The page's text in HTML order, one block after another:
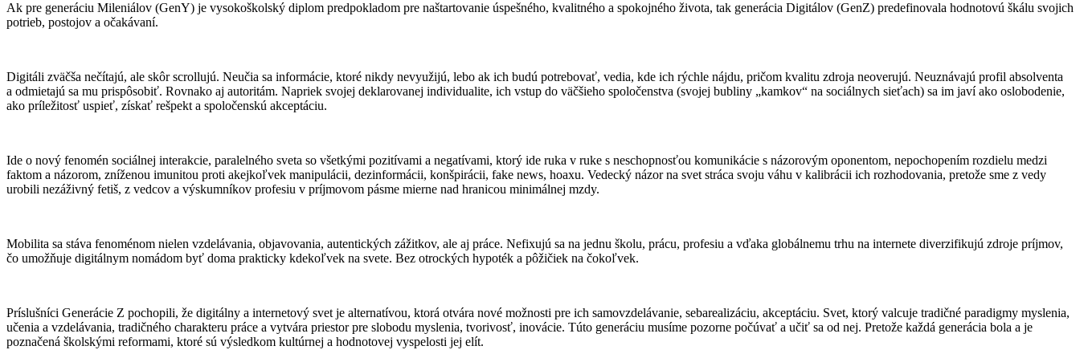
Ak pre generáciu Mileniálov (GenY) je vysokoškolský diplom predpokladom pre naštartovanie úspešného, kvalitného a spokojného života, tak generácia Digitálov (GenZ) predefinovala hodnotovú škálu svojich
potrieb, postojov a očakávaní.
Digitáli zväčša nečítajú, ale skôr scrollujú. Neučia sa informácie, ktoré nikdy nevyužijú, lebo ak ich budú potrebovať, vedia, kde ich rýchle nájdu, pričom kvalitu zdroja neoverujú. Neuznávajú profil absolventa
a odmietajú sa mu prispôsobiť. Rovnako aj autoritám. Napriek svojej deklarovanej individualite, ich vstup do väčšieho spoločenstva (svojej bubliny „kamkov“ na sociálnych sieťach) sa im javí ako oslobodenie,
ako príležitosť uspieť, získať rešpekt a spoločenskú akceptáciu.
Ide o nový fenomén sociálnej interakcie, paralelného sveta so všetkými pozitívami a negatívami, ktorý ide ruka v ruke s neschopnosťou komunikácie s názorovým oponentom, nepochopením rozdielu medzi
faktom a názorom, zníženou imunitou proti akejkoľvek manipulácii, dezinformácii, konšpirácii, fake news, hoaxu. Vedecký názor na svet stráca svoju váhu v kalibrácii ich rozhodovania, pretože sme z vedy
urobili nezáživný fetiš, z vedcov a výskumníkov profesiu v príjmovom pásme mierne nad hranicou minimálnej mzdy.
Mobilita sa stáva fenoménom nielen vzdelávania, objavovania, autentických zážitkov, ale aj práce. Nefixujú sa na jednu školu, prácu, profesiu a vďaka globálnemu trhu na internete diverzifikujú zdroje príjmov,
čo umožňuje digitálnym nomádom byť doma prakticky kdekoľvek na svete. Bez otrockých hypoték a pôžičiek na čokoľvek.
Príslušníci Generácie Z pochopili, že digitálny a internetový svet je alternatívou, ktorá otvára nové možnosti pre ich samovzdelávanie, sebarealizáciu, akceptáciu. Svet, ktorý valcuje tradičné paradigmy myslenia,
učenia a vzdelávania, tradičného charakteru práce a vytvára priestor pre slobodu myslenia, tvorivosť, inovácie. Túto generáciu musíme pozorne počúvať a učiť sa od nej. Pretože každá generácia bola a je
poznačená školskými reformami, ktoré sú výsledkom kultúrnej a hodnotovej vyspelosti jej elít.